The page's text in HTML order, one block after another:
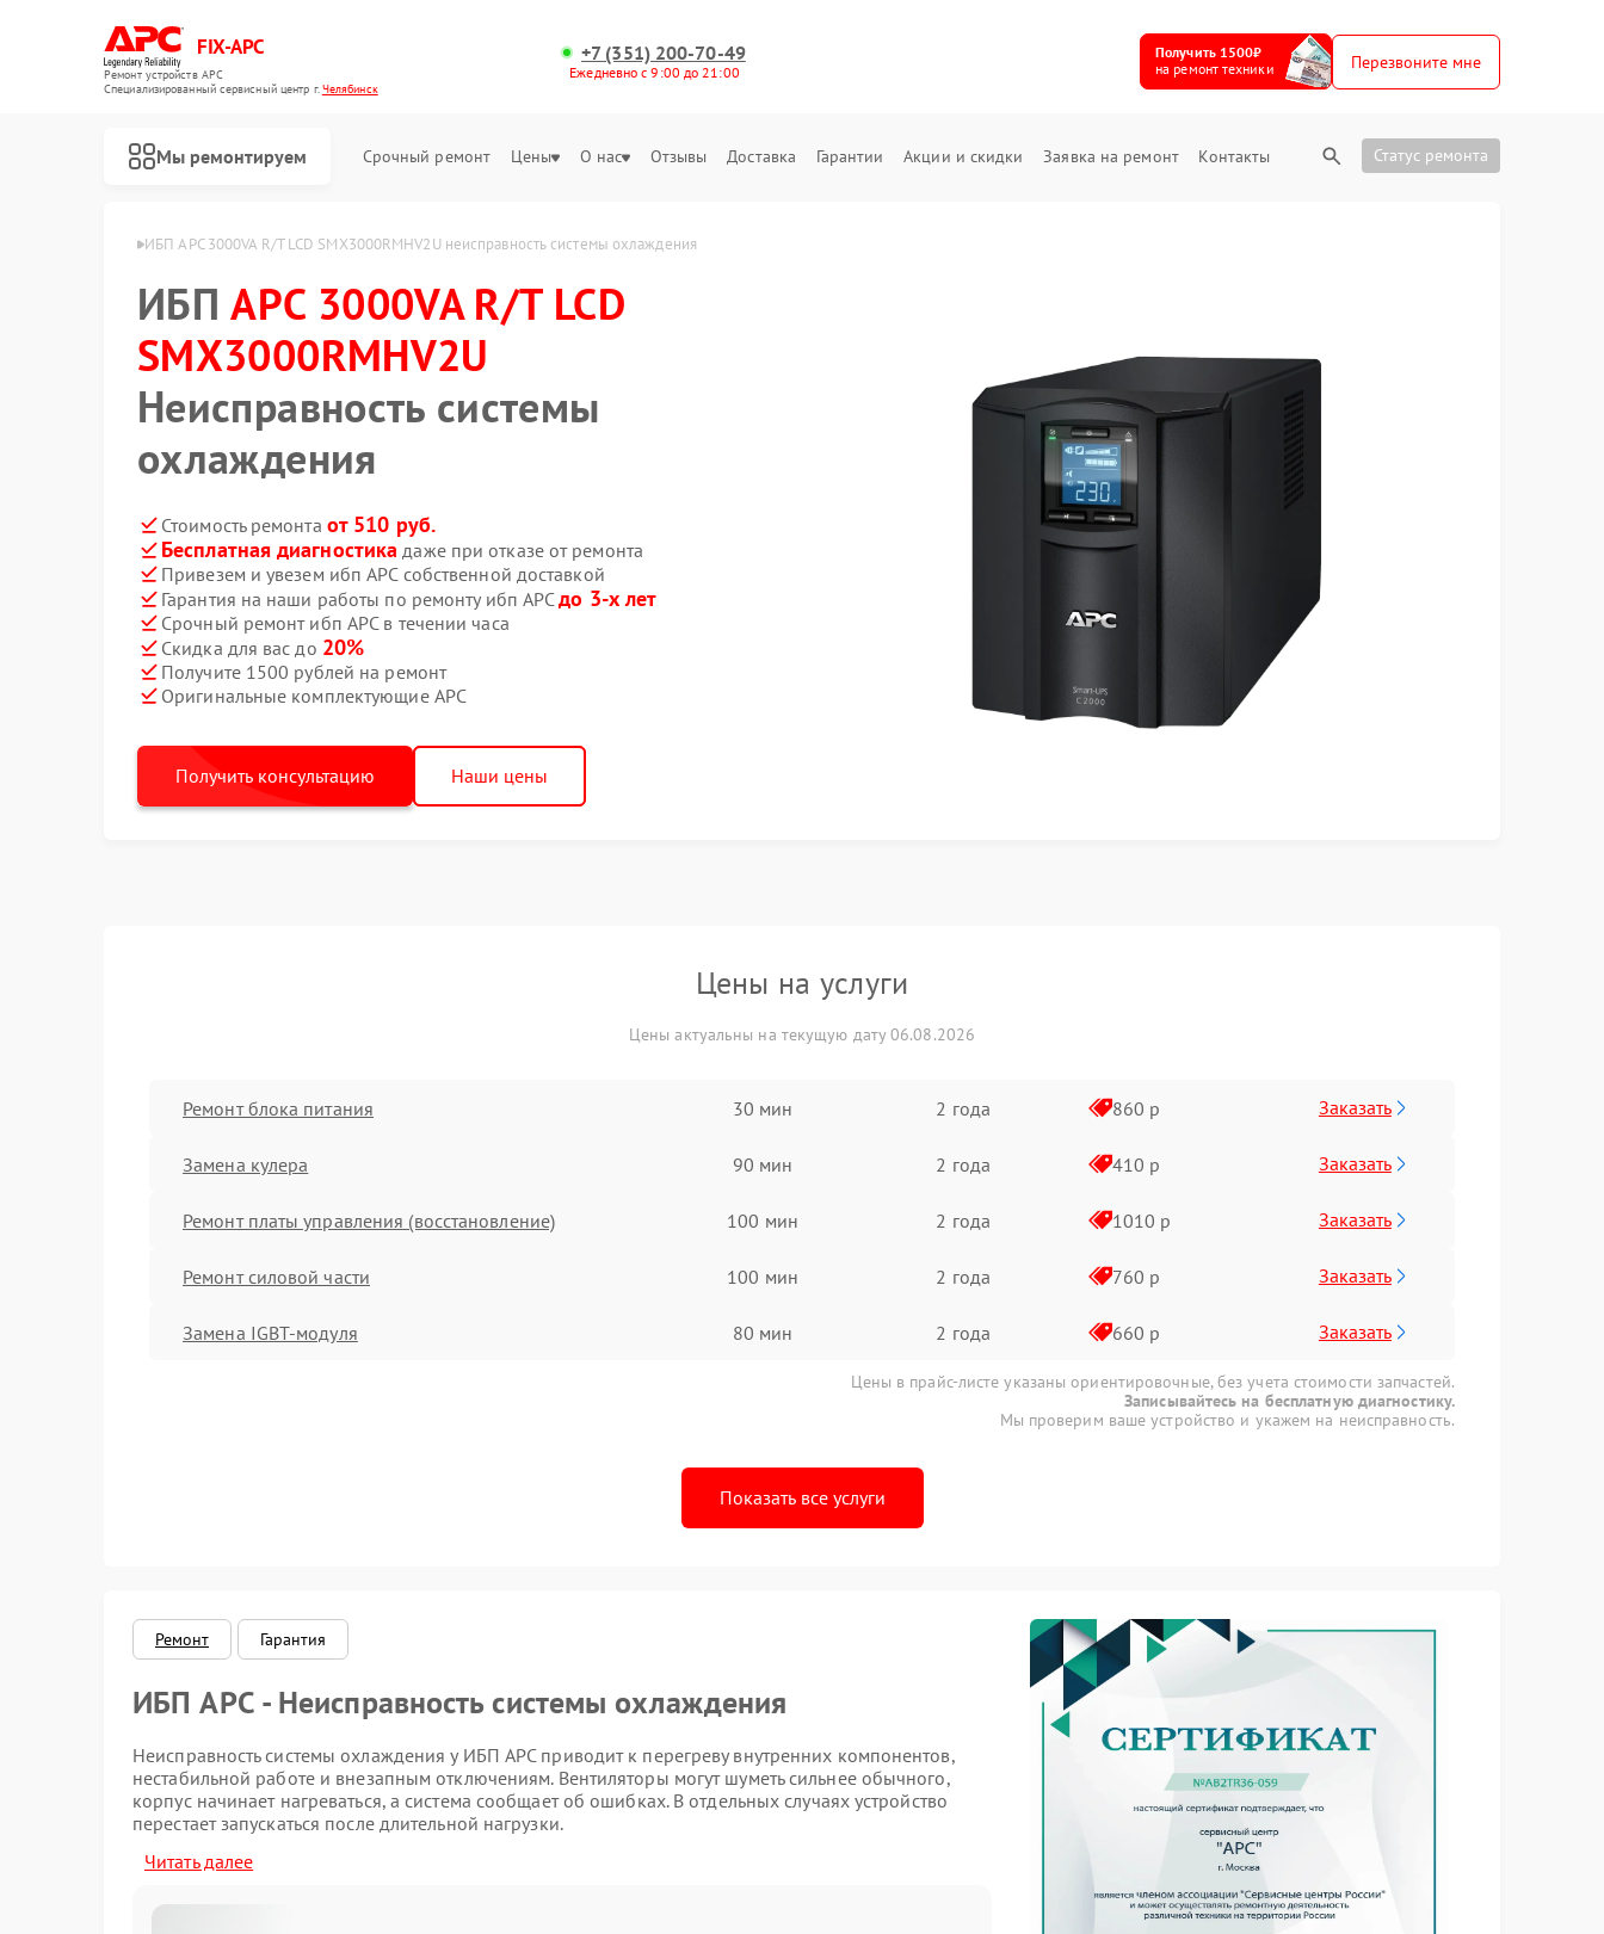
FIX-APC
Ремонт устройств APC
Специализированный cервисный центр г.Челябинск
+7 (351) 200-70-49
Ежедневно с 9:00 до 21:00
Получить 1500₽
на ремонт техники
Перезвоните мне
Мы ремонтируем Срочный ремонт Цены О нас Отзывы Доставка Гарантии Акции и скидки Заявка на ремонт Контакты Статус ремонта
в Челябинске ИБП APC 3000VA R/T LCD SMX3000RMHV2U неисправность системы охлаждения
ИБПAPC 3000VA R/T LCD
SMX3000RMHV2U
Неисправность системы
охлаждения
Стоимость ремонта от 510 руб.
Бесплатная диагностика даже при отказе от ремонта
Привезем и увезем ибп APC собственной доставкой
Гарантия на наши работы по ремонту ибп APCдо 3-х лет
Срочный ремонт ибп APC в течении часа
Скидка для вас до 20%
Получите 1500 рублей на ремонт
Оригинальные комплектующие APC
Получить консультацию Наши цены
Цены на услуги
Цены актуальны на текущую дату 06.08.2026
Ремонт блока питания 30 мин 2 года 860 р Заказать
Замена кулера 90 мин 2 года 410 р Заказать
Ремонт платы управления (восстановление) 100 мин 2 года 1010 р Заказать
Ремонт силовой части 100 мин 2 года 760 р Заказать
Замена IGBT-модуля 80 мин 2 года 660 р Заказать
Цены в прайс-листе указаны ориентировочные, без учета стоимости запчастей.
Записывайтесь на бесплатную диагностику.
Мы проверим ваше устройство и укажем на неисправность.
Показать все услуги
Ремонт Гарантия
ИБП APC - Неисправность системы охлаждения
Неисправность системы охлаждения у ИБП APC приводит к перегреву внутренних компонентов,
нестабильной работе и внезапным отключениям. Вентиляторы могут шуметь сильнее обычного,
корпус начинает нагреваться, а система сообщает об ошибках. В отдельных случаях устройство
перестает запускаться после длительной нагрузки.
Основные признаки перегрева
Читать далее